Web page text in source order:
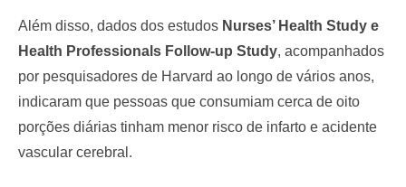
Além disso, dados dos estudos Nurses’ Health Study e
Health Professionals Follow-up Study, acompanhados
por pesquisadores de Harvard ao longo de vários anos,
indicaram que pessoas que consumiam cerca de oito
porções diárias tinham menor risco de infarto e acidente
vascular cerebral.